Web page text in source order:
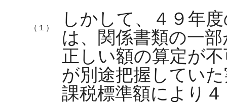
（１）
しかして、４９年
は、関係書類の一
正しい額の算定が
が別途把握してい
課税標準額により